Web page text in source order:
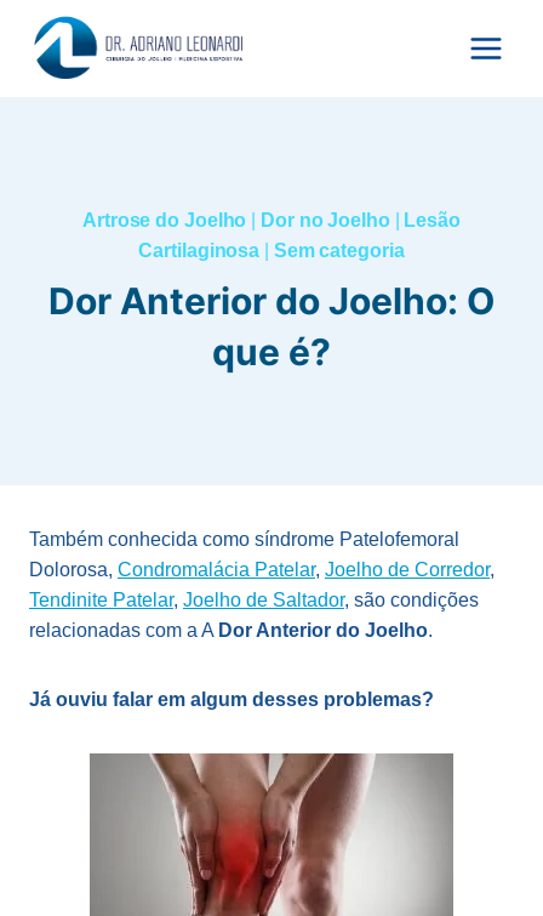
para
Artrose do Joelho Dor no Joelho|
Lesão
Cartilaginosa
Sem categoria
Dor Anterior do Joelho: O
que é?
Também conhecida como síndrome Patelofemoral
Dolorosa, Condromalácia Patelar, Joelho de Corredor,
Tendinite Patelar, Joelho de Saltador, são condições
relacionadas com a A Dor Anterior do Joelho.
Já ouviu falar em algum desses problemas?